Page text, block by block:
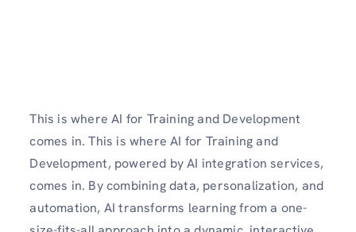
This is where AI for Training and Development
comes in. This is where AI for Training and
Development, powered by AI integration services,
comes in. By combining data, personalization, and
automation, AI transforms learning from a one-